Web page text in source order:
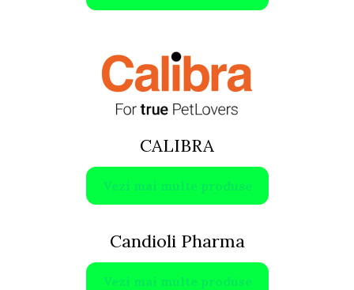
CALIBRA
Vezi mai multe produse
Candioli Pharma
Vezi mai multe produse